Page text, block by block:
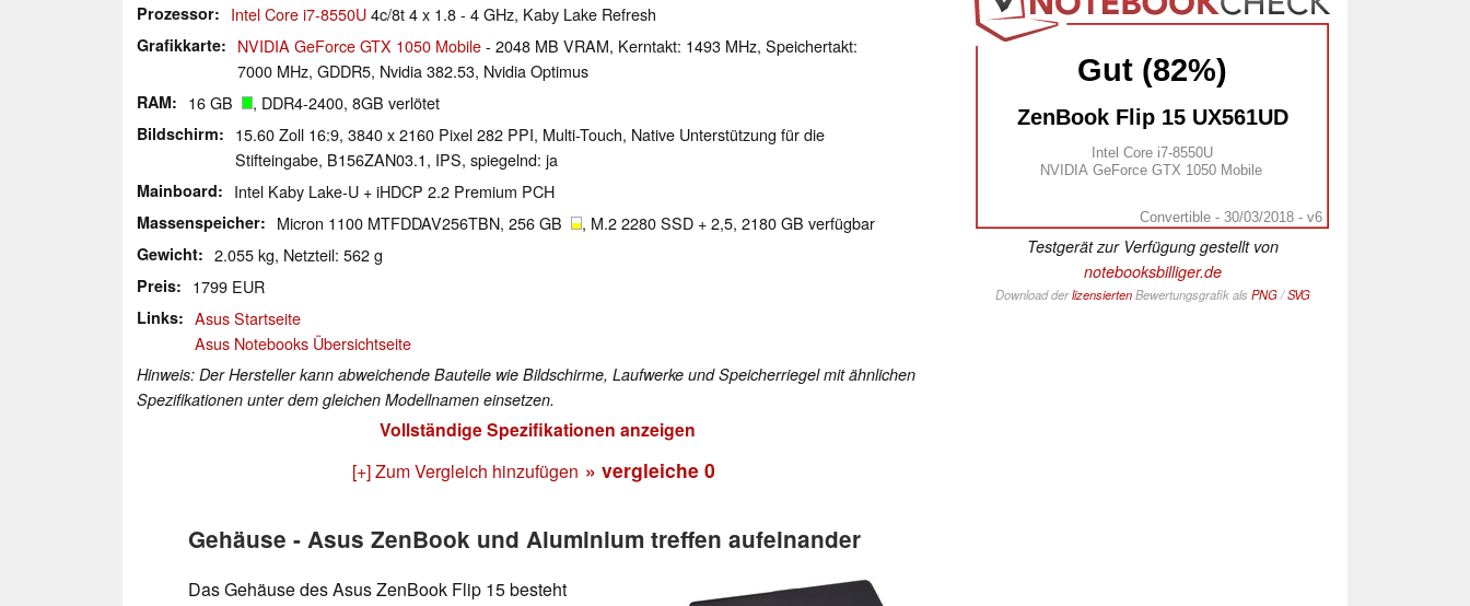
Gut (82%)
ZenBook Flip 15 UX561UD
Intel Core i7-8550U
NVIDIA GeForce GTX 1050 Mobile
Convertible - 30/03/2018 - v6
Testgerät zur Verfügung gestellt von
notebooksbilliger.de
Download derlizensiertenBewertungsgrafik als PNG/SVG
Prozessor
Intel Core i7-8550U4c/8t 4 x 1.8 - 4 GHz, Kaby Lake Refresh
Grafikkarte NVIDIA GeForce GTX 1050 Mobile- 2048 MB VRAM, Kerntakt: 1493 MHz, Speichertakt:
7000 MHz, GDDR5, Nvidia 382.53, Nvidia Optimus
RAM 16 GB , DDR4-2400, 8GB verlötet
Bildschirm
15.60 Zoll 16:9, 3840 x 2160 Pixel 282 PPI, Multi-Touch, Native Unterstützung für die
Stifteingabe, B156ZAN03.1, IPS, spiegelnd: ja
Mainboard Intel Kaby Lake-U + iHDCP 2.2 Premium PCH
Massenspeicher Micron 1100 MTFDDAV256TBN, 256 GB , M.2 2280 SSD + 2,5, 2180 GB verfügbar
Gewicht 2.055 kg, Netzteil: 562 g
Preis 1799 EUR
Links
Asus Startseite
Asus Notebooks Übersichtseite
Hinweis: Der Hersteller kann abweichende Bauteile wie Bildschirme, Laufwerke und Speicherriegel mit ähnlichen
Spezifikationen unter dem gleichen Modellnamen einsetzen.
Vollständige Spezifikationen anzeigen
[+] Zum Vergleich hinzufügen » vergleiche 0
Gehäuse - Asus ZenBook und Aluminium treffen aufeinander
Das Gehäuse des Asus ZenBook Flip 15 besteht